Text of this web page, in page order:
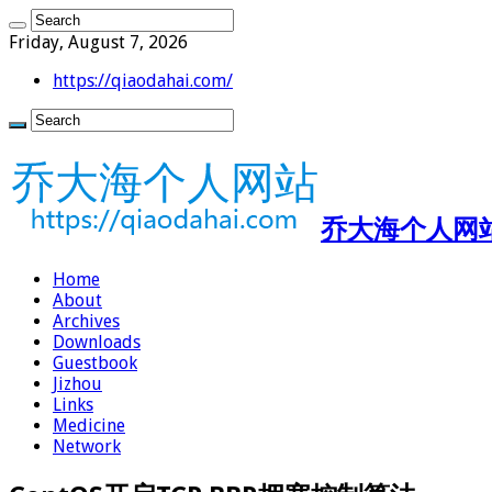
Friday, August 7, 2026
https://qiaodahai.com/
乔大海个人
Home
About
Archives
Downloads
Guestbook
Jizhou
Links
Medicine
Network